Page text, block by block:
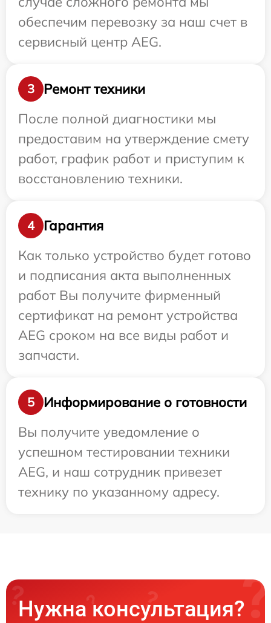
обеспечим перевозку за наш счет в
сервисный центр AEG.
3
Ремонт техники
После полной диагностики мы
предоставим на утверждение смету
работ, график работ и приступим к
восстановлению техники.
4
Гарантия
Как только устройство будет готово
и подписания акта выполненных
работ Вы получите фирменный
сертификат на ремонт устройства
AEG сроком на все виды работ и
запчасти.
5
Информирование о готовности
Вы получите уведомление о
успешном тестировании техники
AEG, и наш сотрудник привезет
технику по указанному адресу.
Нужна консультация?